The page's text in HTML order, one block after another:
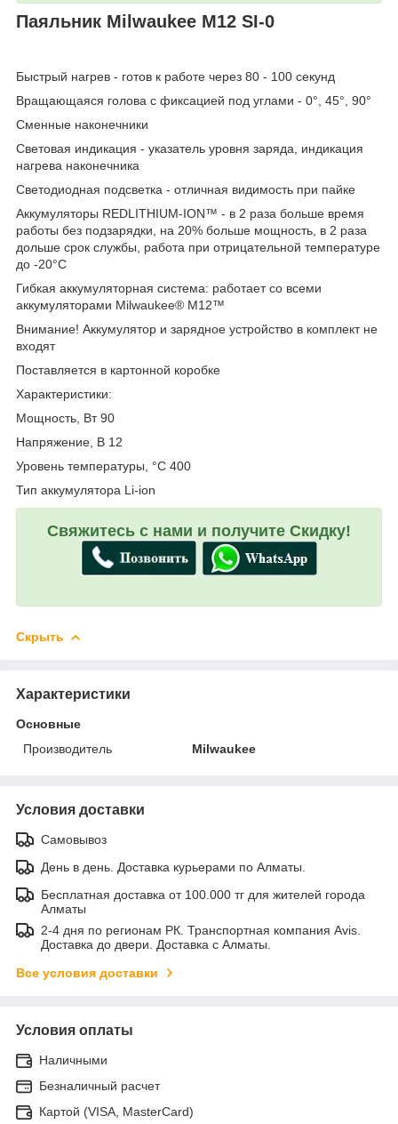
Паяльник Milwaukee M12 SI-0
Быстрый нагрев - готов к работе через 80 - 100 секунд
Вращающаяся голова с фиксацией под углами - 0°, 45°, 90°
Сменные наконечники
Световая индикация - указатель уровня заряда, индикация
нагрева наконечника
Светодиодная подсветка - отличная видимость при пайке
Аккумуляторы REDLITHIUM-ION™ - в 2 раза больше время
работы без подзарядки, на 20% больше мощность, в 2 раза
дольше срок службы, работа при отрицательной температуре
до -20°С
Гибкая аккумуляторная система: работает со всеми
аккумуляторами Milwaukee® M12™
Внимание! Аккумулятор и зарядное устройство в комплект не
входят
Поставляется в картонной коробке
Характеристики:
Мощность, Вт 90
Напряжение, В 12
Уровень температуры, °C 400
Тип аккумулятора Li-ion
Свяжитесь с нами и получите Скидку!
Скрыть
Характеристики
Основные
Производитель
Milwaukee
Условия доставки
Самовывоз
День в день. Доставка курьерами по Алматы.
Бесплатная доставка от 100.000 тг для жителей города
Алматы
2-4 дня по регионам РК. Транспортная компания Avis.
Доставка до двери. Доставка с Алматы.
Все условия доставки
Условия оплаты
Наличными
Безналичный расчет
Картой (VISA, MasterCard)